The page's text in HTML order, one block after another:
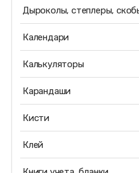
Дыроколы, степлеры,
Календари
Калькуляторы
Карандаши
Кисти
Клей